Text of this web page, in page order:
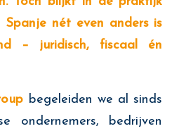
nét even anders is
– juridisch, fiscaal én
begeleiden we al sinds
ondernemers, bedrijven